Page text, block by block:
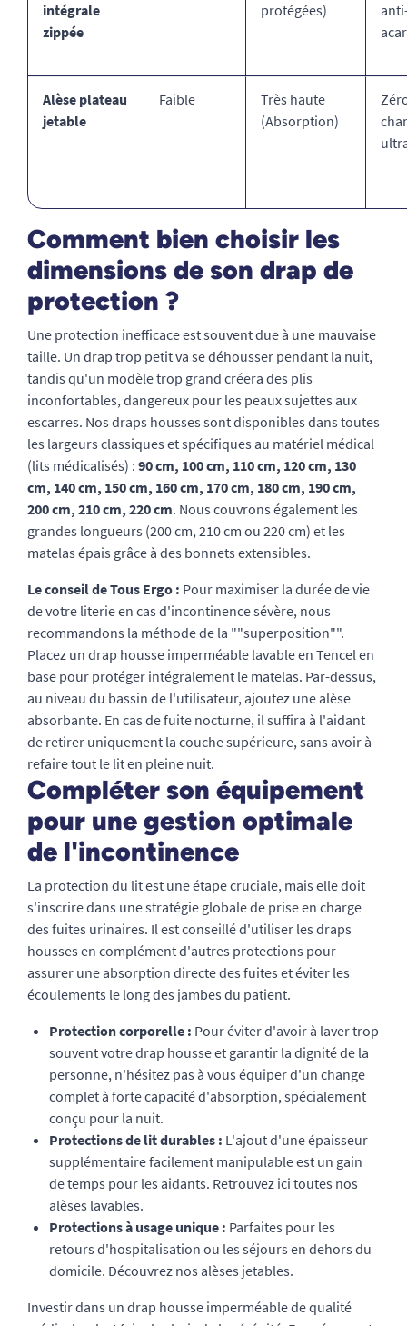
intégrale
zippée
protégées)
Alèse plateau
jetable
Faible
Très haute
(Absorption)
Comment bien choisir les
dimensions de son drap de
protection ?
Une protection inefficace est souvent due à une mauvaise
taille. Un drap trop petit va se déhousser pendant la nuit,
tandis qu'un modèle trop grand créera des plis
inconfortables, dangereux pour les peaux sujettes aux
escarres. Nos draps housses sont disponibles dans toutes
les largeurs classiques et spécifiques au matériel médical
(lits médicalisés) : 90 cm, 100 cm, 110 cm, 120 cm, 130
cm, 140 cm, 150 cm, 160 cm, 170 cm, 180 cm, 190 cm,
200 cm, 210 cm, 220 cm. Nous couvrons également les
grandes longueurs (200 cm, 210 cm ou 220 cm) et les
matelas épais grâce à des bonnets extensibles.
Le conseil de Tous Ergo : Pour maximiser la durée de vie
de votre literie en cas d'incontinence sévère, nous
recommandons la méthode de la ""superposition"".
Placez un drap housse imperméable lavable en Tencel en
base pour protéger intégralement le matelas. Par-dessus,
au niveau du bassin de l'utilisateur, ajoutez une alèse
absorbante. En cas de fuite nocturne, il suffira à l'aidant
de retirer uniquement la couche supérieure, sans avoir à
refaire tout le lit en pleine nuit.
Compléter son équipement
pour une gestion optimale
de l'incontinence
La protection du lit est une étape cruciale, mais elle doit
s'inscrire dans une stratégie globale de prise en charge
des fuites urinaires. Il est conseillé d'utiliser les draps
housses en complément d'autres protections pour
assurer une absorption directe des fuites et éviter les
écoulements le long des jambes du patient.
Protection corporelle : Pour éviter d'avoir à laver trop
souvent votre drap housse et garantir la dignité de la
personne, n'hésitez pas à vous équiper d'un change
complet à forte capacité d'absorption, spécialement
conçu pour la nuit.
Protections de lit durables : L'ajout d'une épaisseur
supplémentaire facilement manipulable est un gain
de temps pour les aidants. Retrouvez ici toutes nos
alèses lavables.
Protections à usage unique : Parfaites pour les
retours d'hospitalisation ou les séjours en dehors du
domicile. Découvrez nos alèses jetables.
Investir dans un drap housse imperméable de qualité